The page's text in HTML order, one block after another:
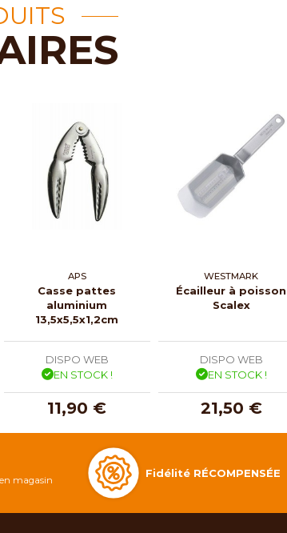
APS
Casse pattes
aluminium
13,5x5,5x1,2cm
DISPO WEB
EN STOCK !
11,90 €
WESTMARK
Écailleur à poisson
Scalex
DISPO WEB
EN STOCK !
21,50 €
magasin
Fidélité RÉCOMPENSÉE